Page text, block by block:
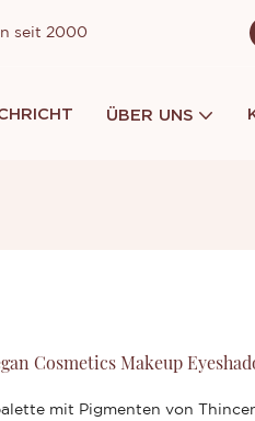
seit 2000
ÜBER UNS
Cosmetics Makeup
mit Pigmenten von